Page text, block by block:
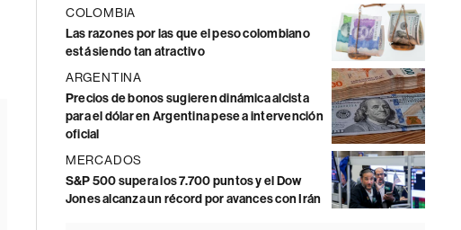
COLOMBIA
Las razones por las que el peso colombiano
está siendo tan atractivo
ARGENTINA
Precios de bonos sugieren dinámica alcista
para el dólar en Argentina pese a intervención
oficial
MERCADOS
S&P 500 supera los 7.700 puntos y el Dow
Jones alcanza un récord por avances con Irán